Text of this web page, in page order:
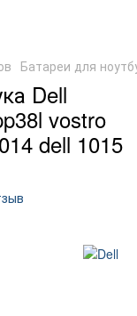
Батареи для
Dell
vostro
dell 1015